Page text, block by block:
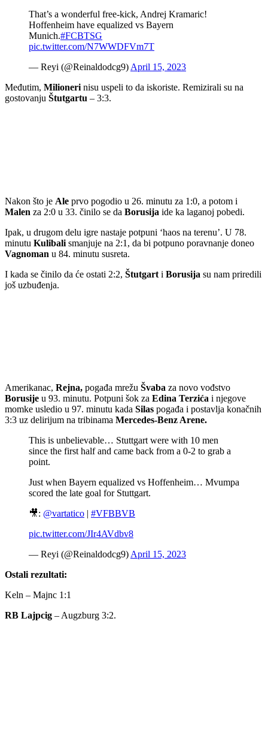
That’s a wonderful free-kick, Andrej Kramaric!
Hoffenheim have equalized vs Bayern
Munich.#FCBTSG
pic.twitter.com/N7WWDFVm7T
— Reyi (@Reinaldodcg9) April 15, 2023
Međutim, Milioneri nisu uspeli to da iskoriste. Remizirali su na
gostovanju Štutgartu – 3:3.
Nakon što je Ale prvo pogodio u 26. minutu za 1:0, a potom i
Malen za 2:0 u 33. činilo se da Borusija ide ka laganoj pobedi.
Ipak, u drugom delu igre nastaje potpuni ‘haos na terenu’. U 78.
minutu Kulibali smanjuje na 2:1, da bi potpuno poravnanje doneo
Vagnoman u 84. minutu susreta.
I kada se činilo da će ostati 2:2, Štutgart i Borusija su nam priredili
još uzbuđenja.
Amerikanac, Rejna, pogađa mrežu Švaba za novo vođstvo
Borusije u 93. minutu. Potpuni šok za Edina Terzića i njegove
momke usledio u 97. minutu kada Silas pogađa i postavlja konačnih
3:3 uz delirijum na tribinama Mercedes-Benz Arene.
This is unbelievable… Stuttgart were with 10 men
since the first half and came back from a 0-2 to grab a
point.
Just when Bayern equalized vs Hoffenheim… Mvumpa
scored the late goal for Stuttgart.
🎥: @vartatico | #VFBBVB
pic.twitter.com/JIr4AVdbv8
— Reyi (@Reinaldodcg9)April 15, 2023
Ostali rezultati:
Keln – Majnc 1:1
RB Lajpcig – Augzburg 3:2.